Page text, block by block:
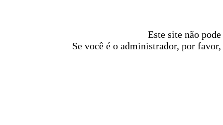
Este site não
Se você é o administrador, por